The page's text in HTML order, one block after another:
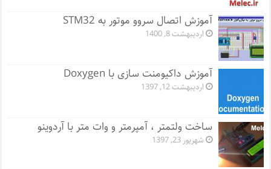
آموزش اتصال سروو موتور به STM32
اردیبهشت 8, 1400
آموزش داکیومنت سازی با Doxygen
اردیبهشت 12, 1397
ساخت ولتمتر ، آمپرمتر و وات متر با آردوینو
شهریور 23, 1397